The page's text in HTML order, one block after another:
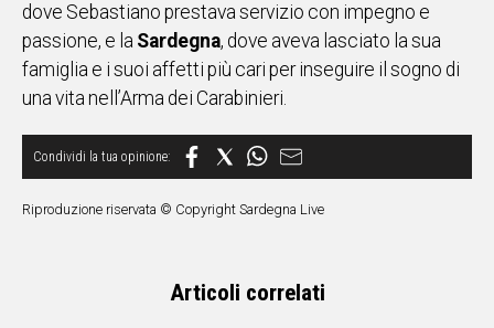
dove Sebastiano prestava servizio con impegno e
passione, e la Sardegna, dove aveva lasciato la sua
famiglia e i suoi affetti più cari per inseguire il sogno di
una vita nell’Arma dei Carabinieri.
Riproduzione riservata © Copyright Sardegna Live
Articoli correlati